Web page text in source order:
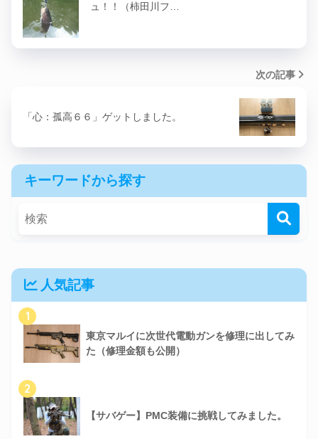
ュ！！（柿田川フ…
次の記事
「心：孤高６６」ゲットしました。
キーワードから探す
人気記事
1
東京マルイに次世代電動ガンを修理に出してみ
た（修理金額も公開）
2
【サバゲー】PMC装備に挑戦してみました。